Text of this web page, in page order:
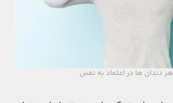
دندان ها در اعتماد به نفس